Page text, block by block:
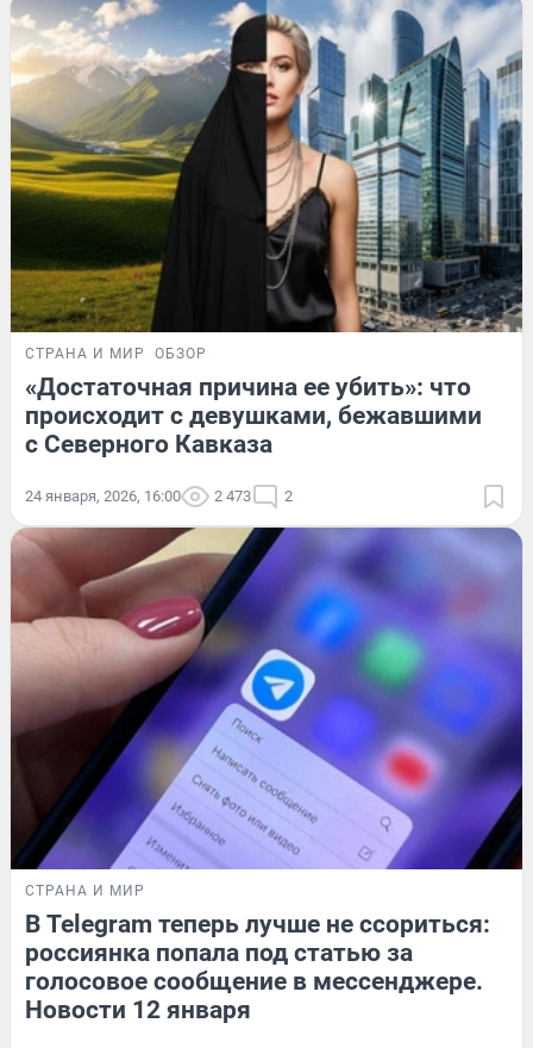
СТРАНА И МИР ОБЗОР
«Достаточная причина ее убить»: что
происходит с девушками, бежавшими
с Северного Кавказа
24 января, 2026, 16:00 2 473 2
СТРАНА И МИР
В Telegram теперь лучше не ссориться:
россиянка попала под статью за
голосовое сообщение в мессенджере.
Новости 12 января